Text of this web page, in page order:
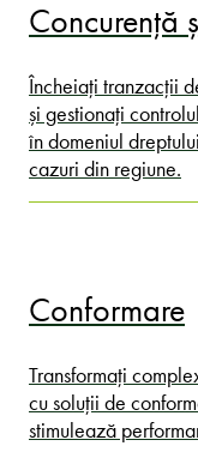
Concurență
Încheiați tranzacții
și gestionați
în domeniul
cazuri din regiune.
Conformare
Transformați
cu soluții de
stimulează